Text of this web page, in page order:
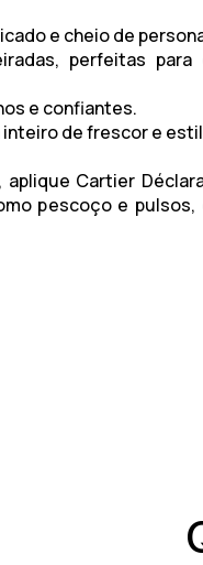
e cheio de
perfeitas para
e confiantes.
de frescor e
aplique Cartier
pescoço e